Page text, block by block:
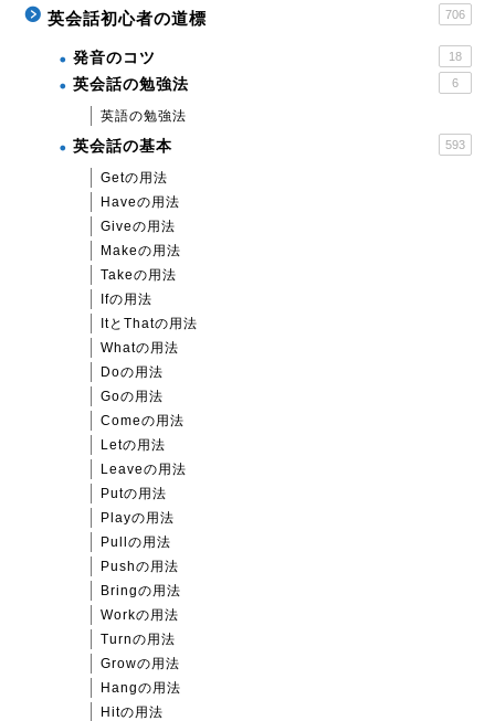
英会話初心者の道標 706
発音のコツ 18
英会話の勉強法 6
英語の勉強法
英会話の基本 593
Getの用法
Haveの用法
Giveの用法
Makeの用法
Takeの用法
Ifの用法
ItとThatの用法
Whatの用法
Doの用法
Goの用法
Comeの用法
Letの用法
Leaveの用法
Putの用法
Playの用法
Pullの用法
Pushの用法
Bringの用法
Workの用法
Turnの用法
Growの用法
Hangの用法
Hitの用法